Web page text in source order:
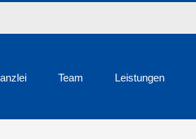
Team Leistungen